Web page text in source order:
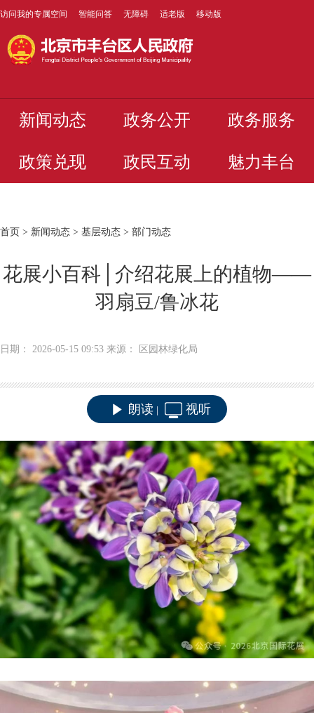
访问我的专属空间 智能问答 无障碍 适老版 移动版
新闻动态 政务公开 政务服务
政策兑现 政民互动 魅力丰台
首页 > 新闻动态 > 基层动态 > 部门动态
花展小百科│介绍花展上的植物——
羽扇豆/鲁冰花
日期： 2026-05-15 09:53 来源： 区园林绿化局
朗读 视听